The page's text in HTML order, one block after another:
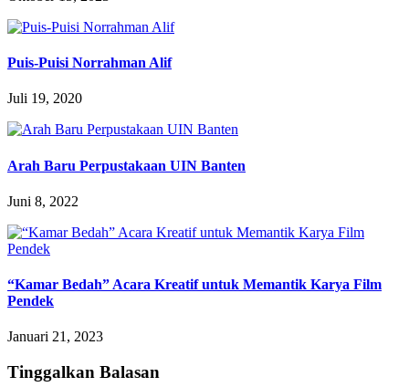
Puis-Puisi Norrahman Alif
Juli 19, 2020
Arah Baru Perpustakaan UIN Banten
Juni 8, 2022
“Kamar Bedah” Acara Kreatif untuk Memantik Karya Film
Pendek
Januari 21, 2023
Tinggalkan Balasan